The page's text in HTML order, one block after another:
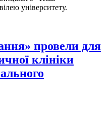
університету.
провели для
клініки